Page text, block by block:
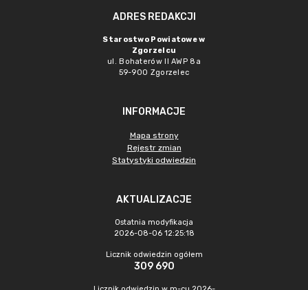
ADRES REDAKCJI
Starostwo Powiatowe w
Zgorzelcu
ul. Bohaterów II AWP 8a
59-900 Zgorzelec
INFORMACJE
Mapa strony
Rejestr zmian
Statystyki odwiedzin
AKTUALIZACJE
Ostatnia modyfikacja
2026-08-06 12:25:18
Licznik odwiedzin ogółem
309 690